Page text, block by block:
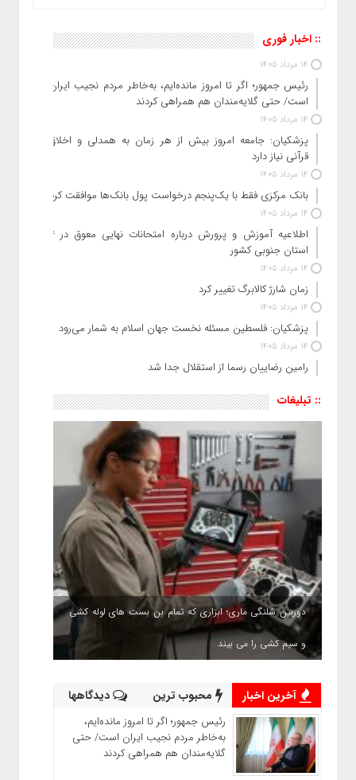
:: اخبار فوری
14 مرداد 1405
رئیس‌ جمهور؛ اگر تا امروز مانده‌ایم، به‌خاطر مردم نجیب ایران
است/ حتی گلایه‌مندان هم همراهی کردند
14 مرداد 1405
پزشکیان: جامعه امروز بیش از هر زمان به همدلی و اخلاق
قرآنی نیاز دارد
14 مرداد 1405
بانک مرکزی فقط با یک‌‎پنجم درخواست پول بانک‌ها موافقت کرد
14 مرداد 1405
اطلاعیه آموزش و پرورش درباره امتحانات نهایی معوق در ۴
استان جنوبی کشور
14 مرداد 1405
زمان شارژ کالابرگ تغییر کرد
14 مرداد 1405
پزشکیان: فلسطین مسئله نخست جهان اسلام به شمار می‌رود
14 مرداد 1405
رامین رضاییان رسما از استقلال جدا شد
:: تبلیغات
دوربین شلنگی ماری؛ ابزاری که تمام بن بست های لوله کشی
و سیم کشی را می بیند
آخرین اخبار محبوب ترین دیدگاهها
رئیس‌ جمهور؛ اگر تا امروز مانده‌ایم،
به‌خاطر مردم نجیب ایران است/ حتی
گلایه‌مندان هم همراهی کردند